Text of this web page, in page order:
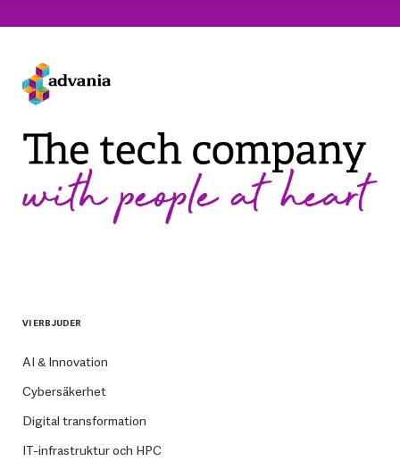
VI ERBJUDER
AI & Innovation
Cybersäkerhet
Digital transformation
IT-infrastruktur och HPC